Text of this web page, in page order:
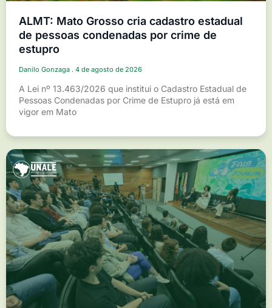
ALMT: Mato Grosso cria cadastro estadual
de pessoas condenadas por crime de
estupro
Danilo Gonzaga 4 de agosto de 2026
A Lei nº 13.463/2026 que institui o Cadastro Estadual de
Pessoas Condenadas por Crime de Estupro já está em
vigor em Mato